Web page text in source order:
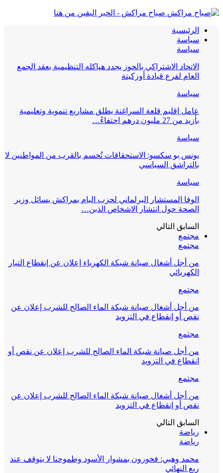
صباح مراكش - الخبر اليقين من هنا
الرئيسية
سياسة
سياسة
الاتحاد الاشتراكي بالحوز يجدد هياكله التنظيمية بعقد الجمع
العام لفرع قيادة أوزكيتة
سياسة
عامل إقليم قلعة السراغنة يطلق مشاريع تنموية وتعليمية
بأزيد من 27 مليون درهم احتفاءً…
سياسة
يونس بو سكسو: الاستحقاقات تُحسم بالقرب من المواطنين لا
بالتراشق السياسي
سياسة
الوفا المستشار البرلماني لحزب البام بمراكش يسائل وزير
الصحة حول انتشار الاشخاص الذين…
السابق التالي
مجتمع
مجتمع
من أجل أشغال صيانة شبكة الكهرباء إعلان عن إنقطاع التيار
الكهربائي
مجتمع
من أجل أشغال صيانة شبكة الماء الصالح للشرب إعلان عن
نقص أو إنقطاع في التزويد
مجتمع
من أجل صيانة شبكة الماء الصالح للشرب إعلان عن نقص أو
انقطاع في التزويد
مجتمع
من أجل أشغال صيانة شبكة الماء الصالح للشرب إعلان عن
نقص أو إنقطاع في التزويد
السابق التالي
رياضة
رياضة
محمد وهبي: فخورون بمشوار الأسود وطموحنا لا يتوقف عند
ربع النهائي